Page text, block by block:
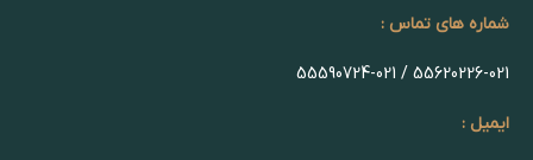
شماره های تماس :
55620226-021 / 55590724-021
ایمیل :